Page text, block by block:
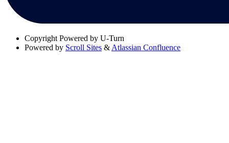
Copyright Powered by U-Turn
Powered by Scroll Sites & Atlassian Confluence